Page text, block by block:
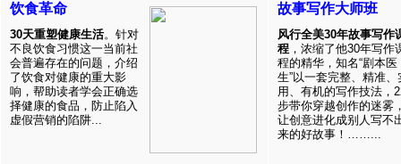
饮食革命
30天重塑健康生活。针对
不良饮食习惯这一当前社
会普遍存在的问题，介绍
了饮食对健康的重大影
响，帮助读者学会正确选
择健康的食品，防止陷入
虚假营销的陷阱...
故事写作大师班
风行全美30年故事写作
程 ，浓缩了他30年写作
程的精华，知名“剧本医
生”以一套完整、精准、
用、有机的写作技法，
步带你穿越创作的迷雾
让创意进化成别人写不
来的好故事！……...